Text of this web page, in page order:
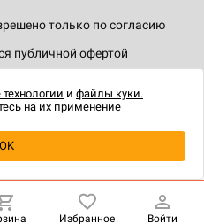
о наличии
только по согласию
публичной офертой
Избранное Войти
и файлы куки.
на их применение
OK